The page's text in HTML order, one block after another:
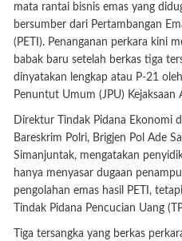
mata rantai bisnis emas yang
bersumber dari Pertambangan
(PETI). Penanganan perkara kini
babak baru setelah berkas tiga
dinyatakan lengkap atau P-21
Penuntut Umum (JPU) Kejaksaan
Direktur Tindak Pidana Ekonomi
Bareskrim Polri, Brigjen Pol Ade
Simanjuntak, mengatakan
hanya menyasar dugaan
pengolahan emas hasil PETI,
Tindak Pidana Pencucian Uang
Tiga tersangka yang berkas